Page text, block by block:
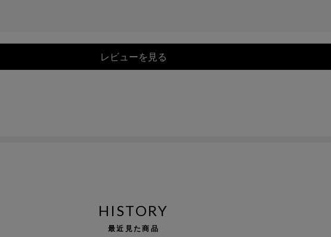
レビューを見る
HISTORY
最近見た商品